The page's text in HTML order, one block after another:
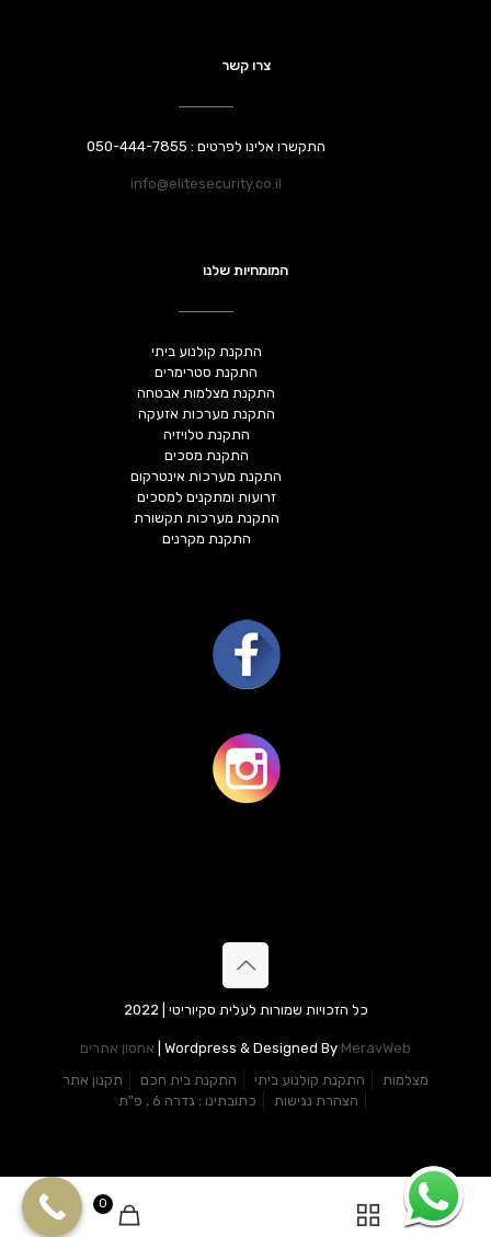
צרו קשר
התקשרו אלינו לפרטים : 050-444-7855
info@elitesecurity.co.il
המומחיות שלנו
התקנת קולנוע ביתי
התקנת סטרימרים
התקנת מצלמות אבטחה
התקנת מערכות אזעקה
התקנת טלויזיה
התקנת מסכים
התקנת מערכות אינטרקום
זרועות ומתקנים למסכים
התקנת מערכות תקשורת
התקנת מקרנים
כל הזכויות שמורות לעלית סקיוריטי | 2022
Wordpress & Designed By MeravWeb
אחסון אתרים
מצלמות
התקנת קולנוע ביתי התקנת בית חכם
תקנון אתר
הצהרת נגישות
כתובתינו : גדרה 6 , פ"ת
0